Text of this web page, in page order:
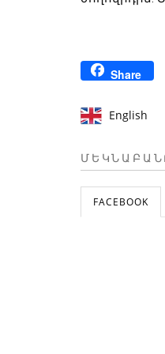
Share
English
FACEBOOK